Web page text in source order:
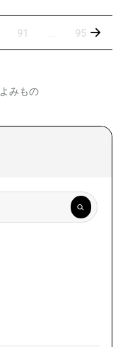
91 95
よみもの